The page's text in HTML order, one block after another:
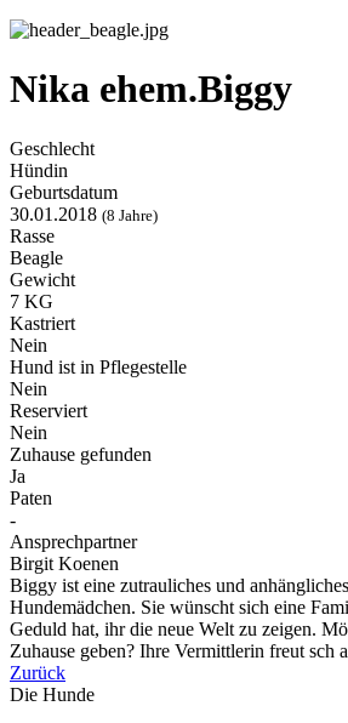
Nika ehem.Biggy
Geschlecht
Hündin
Geburtsdatum
30.01.2018 (8 Jahre)
Rasse
Beagle
Gewicht
7 KG
Kastriert
Nein
Hund ist in Pflegestelle
Nein
Reserviert
Nein
Zuhause gefunden
Ja
Paten
-
Ansprechpartner
Birgit Koenen
Biggy ist eine zutrauliches und
Hundemädchen. Sie wünscht sich eine
Geduld hat, ihr die neue Welt zu zeigen.
Zuhause geben? Ihre Vermittlerin freut sch
Zurück
Die Hunde